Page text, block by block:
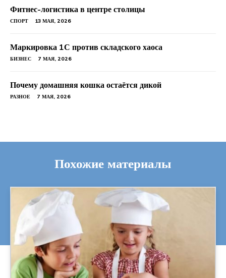
Фитнес-логистика в центре столицы
СПОРТ 13 МАЯ, 2026
Маркировка 1С против складского хаоса
БИЗНЕС 7 МАЯ, 2026
Почему домашняя кошка остаётся дикой
РАЗНОЕ 7 МАЯ, 2026
Похожие материалы